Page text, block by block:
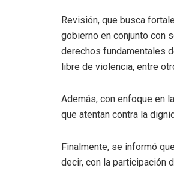
Revisión, que busca
gobierno en conjunto con
derechos fundamentales
libre de violencia, entre
Además, con enfoque en
que atentan contra la
Finalmente, se informó
decir, con la participación